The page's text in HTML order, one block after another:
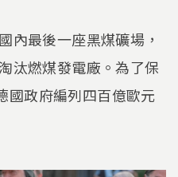
內最後一座黑煤礦場，
汰燃煤發電廠。為了保
國政府編列四百億歐元